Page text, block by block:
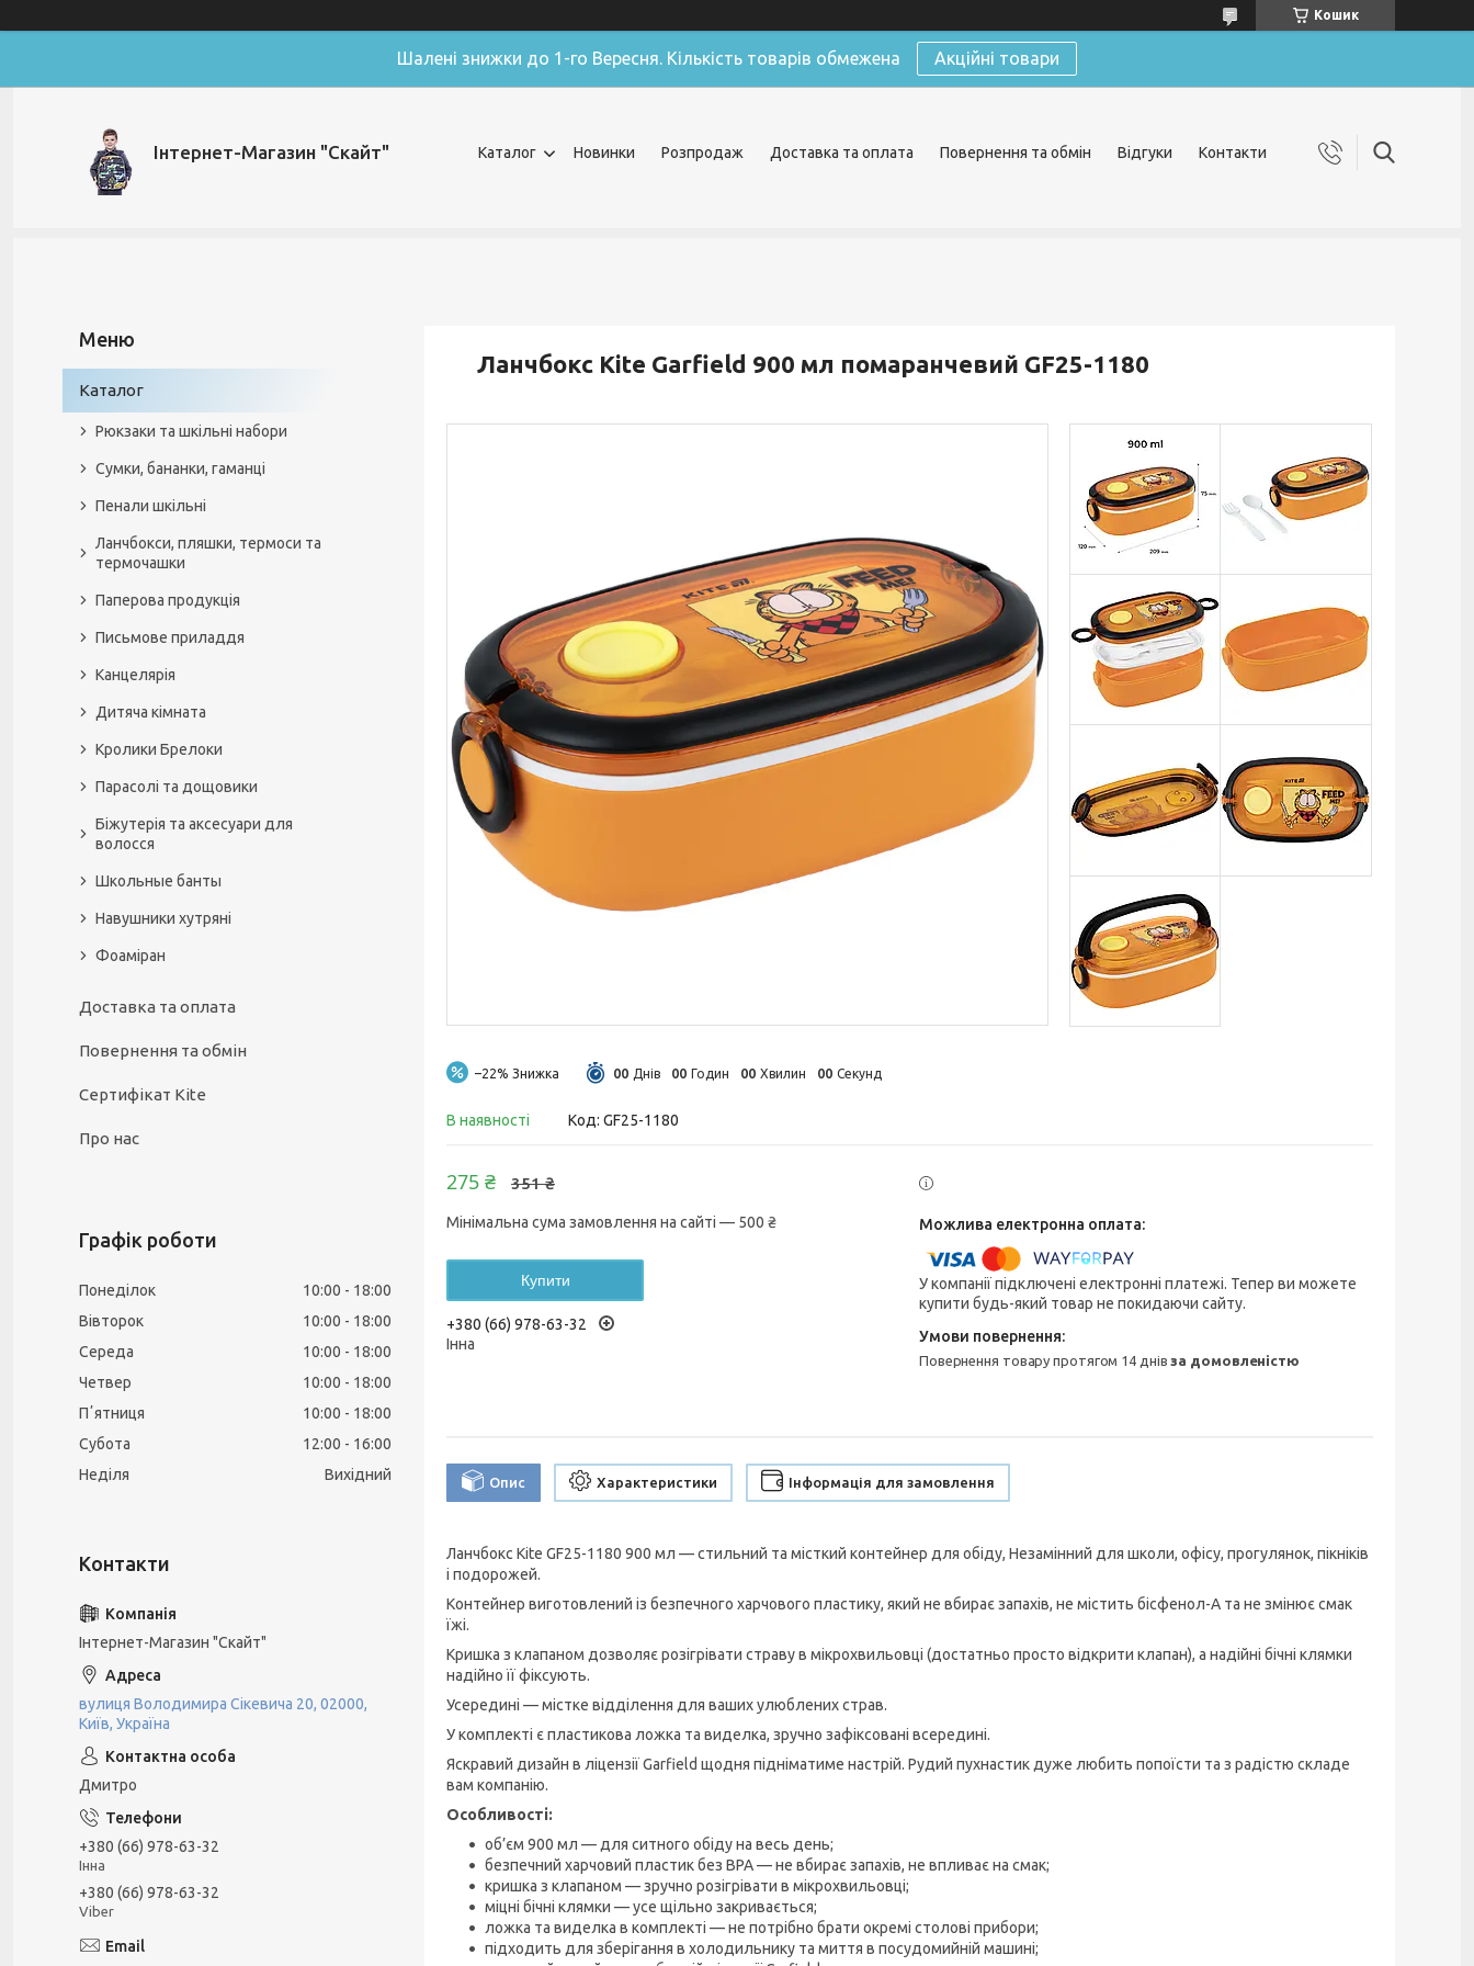
Кошик
Шалені знижки до 1-го Вересня. Кількість товарів обмежена Акційні товари
Інтернет-Магазин "Скайт" Каталог Новинки Розпродаж Доставка та оплата Повернення та обмін Відгуки Контакти
Ланчбокс Kite Garfield 900 мл помаранчевий GF25-1180
–22% 00 Днів 00 Годин 00 Хвилин 00 Секунд
В наявності Код: GF25-1180
351 ₴
275 ₴
Мінімальна сума замовлення на сайті — 500 ₴
Купити
+380 (66) 978-63-32
Інна
У компанії підключені електронні платежі. Тепер ви можете
купити будь-який товар не покидаючи сайту.
повернення товару протягом 14 днівза домовленістю
Опис Характеристики Інформація для замовлення
Ланчбокс Kite GF25-1180 900 мл — стильний та місткий контейнер для обіду, Незамінний для школи, офісу, прогулянок, пікніків
і подорожей.
Контейнер виготовлений із безпечного харчового пластику, який не вбирає запахів, не містить бісфенол-А та не змінює смак
їжі.
Кришка з клапаном дозволяє розігрівати страву в мікрохвильовці (достатньо просто відкрити клапан), а надійні бічні клямки
надійно її фіксують.
Усередині — містке відділення для ваших улюблених страв.
У комплекті є пластикова ложка та виделка, зручно зафіксовані всередині.
Яскравий дизайн в ліцензії Garfield щодня підніматиме настрій. Рудий пухнастик дуже любить попоїсти та з радістю складе
вам компанію.
Особливості:
об’єм 900 мл — для ситного обіду на весь день;
безпечний харчовий пластик без BPA — не вбирає запахів, не впливає на смак;
кришка з клапаном — зручно розігрівати в мікрохвильовці;
міцні бічні клямки — усе щільно закривається;
ложка та виделка в комплекті — не потрібно брати окремі столові прибори;
підходить для зберігання в холодильнику та миття в посудомийній машині;
Каталог
Рюкзаки та шкільні набори
Сумки, бананки, гаманці
Пенали шкільні
Ланчбокси, пляшки, термоси та
термочашки
Паперова продукція
Письмове приладдя
Канцелярія
Дитяча кімната
Кролики Брелоки
Парасолі та дощовики
Біжутерія та аксесуари для
волосся
Школьные банты
Навушники хутряні
Фоаміран
Доставка та оплата
Повернення та обмін
Сертифікат Kite
Про нас
Графік роботи
Понеділок 10:00
18:00
Вівторок
10:00
18:00
Середа
10:00
18:00
Четвер
10:00
18:00
Пʼятниця
10:00
18:00
Субота
12:00
16:00
Неділя
Вихідний
Інтернет-Магазин "Скайт"
вулиця Володимира Сікевича 20, 02000,
Київ, Україна
Дмитро
+380 (66) 978-63-32
Інна
+380 (66) 978-63-32
Viber